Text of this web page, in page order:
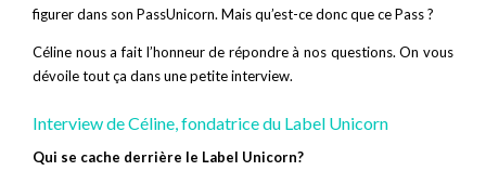
figurer dans son PassUnicorn. Mais qu’est-ce donc que ce Pass ?
Céline nous a fait l’honneur de répondre à nos questions. On vous
dévoile tout ça dans une petite interview.
Interview de Céline, fondatrice du Label Unicorn
Qui se cache derrière le Label Unicorn?